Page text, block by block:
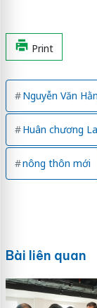
Print
Nguyễn Văn
Huân chương
nông thôn mới
Bài liên quan